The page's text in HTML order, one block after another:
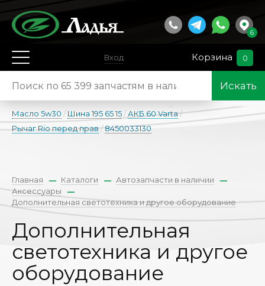
6
Вход Корзина 0
Искать
Масло 5w30 /Шина 195 65 15 /АКБ 60 Varta/
Рычаг Rio перед прав/8450033130
Главная Каталоги
Автозапчасти в наличии
Аксессуары
Дополнительная светотехника и другое оборудование
Дополнительная
светотехника и другое
оборудование